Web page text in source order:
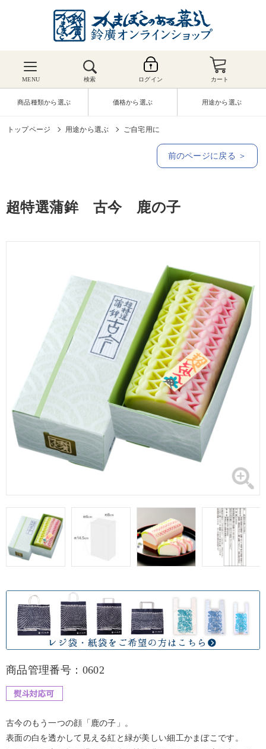
MENU 検索 ログイン カート
商品種類から選ぶ 価格から選ぶ 用途から選ぶ
トップページ 用途から選ぶ ご自宅用に
前のページに戻る ＞
超特選蒲鉾 古今 鹿の子
商品管理番号：0602
古今のもう一つの顔「鹿の子」。
表面の白を透かして見える紅と緑が美しい細工かまぼこです。